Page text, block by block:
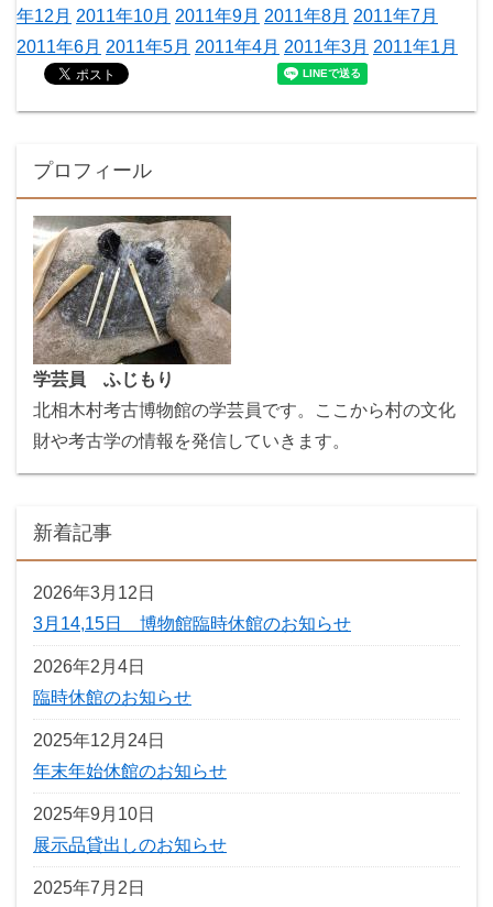
年12月 2011年10月 2011年9月 2011年8月 2011年7月
2011年6月 2011年5月 2011年4月 2011年3月 2011年1月
プロフィール
学芸員 ふじもり
北相木村考古博物館の学芸員です。ここから村の文化
財や考古学の情報を発信していきます。
新着記事
2026年3月12日
3月14,15日 博物館臨時休館のお知らせ
2026年2月4日
臨時休館のお知らせ
2025年12月24日
年末年始休館のお知らせ
2025年9月10日
展示品貸出しのお知らせ
2025年7月2日